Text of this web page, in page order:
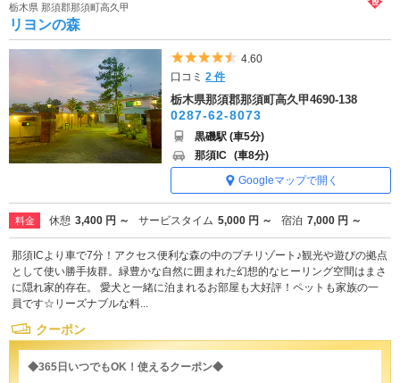
栃木県 那須郡那須町高久甲
リヨンの森
5つ星のうち4.5
4.60
口コミ2 件
栃木県那須郡那須町高久甲4690-138
0287-62-8073
黒磯駅 (車5分)
那須IC (車8分)
Googleマップで開く
料金 休憩 3,400 円 ～ サービスタイム 5,000 円 ～ 宿泊 7,000 円 ～
那須ICより車で7分！アクセス便利な森の中のプチリゾート♪観光や遊びの拠点
として使い勝手抜群。緑豊かな自然に囲まれた幻想的なヒーリング空間はまさ
に隠れ家的存在。 愛犬と一緒に泊まれるお部屋も大好評！ペットも家族の一
員です☆リーズナブルな料...
クーポン
◆365日いつでもOK！使えるクーポン◆